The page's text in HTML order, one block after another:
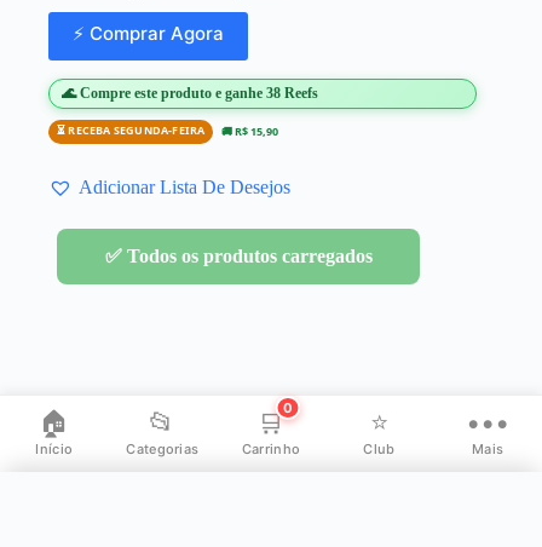
🏠
Início
📂
Categorias
🛒
Carrinho
0 ⭐
Club
•••
Mais
⚡ Comprar Agora
🌊 Compre este produto e ganhe 38 Reefs
⏳ RECEBA SEGUNDA-FEIRA 🚚 R$ 15,90
Adicionar Lista De Desejos
✅ Todos os produtos carregados